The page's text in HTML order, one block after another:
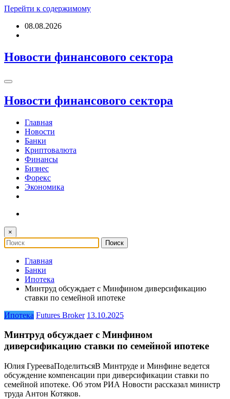
Перейти к содержимому
08.08.2026
Новости финансового сектора
Новости финансового сектора
Главная
Новости
Банки
Криптовалюта
Финансы
Бизнес
Форекс
Экономика
×
Главная
Банки
Ипотека
Минтруд обсуждает с Минфином диверсификацию
ставки по семейной ипотеке
Ипотека Futures Broker 13.10.2025
Минтруд обсуждает с Минфином
диверсификацию ставки по семейной ипотеке
Юлия ГурееваПоделитьсяВ Минтруде и Минфине ведется
обсуждение компенсации при диверсификации ставки по
семейной ипотеке. Об этом РИА Новости рассказал министр
труда Антон Котяков.